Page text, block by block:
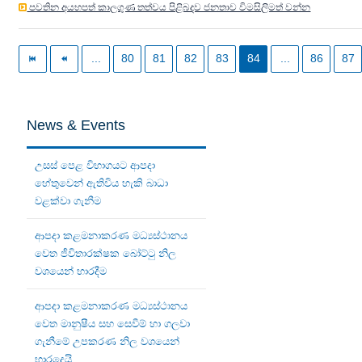
පවතින අයහපත් කාලගුණ තත්වය පිළිබදව ජනතාව විමසිලිමත් වන්න
... 80 81 82 83 84 ... 86 87
News & Events
උසස් පෙළ විභාගයට ආපදා
හේතුවෙන් ඇතිවිය හැකි බාධා
වළක්වා ගැනීම
ආපදා කළමනාකරණ මධ්‍යස්ථානය
වෙත ජීවිතාරක්ෂක බෝට්ටු නිල
වශයෙන් භාරදීම
ආපදා කළමනාකරණ මධ්‍යස්ථානය
වෙත මානුෂීය සහ සෙවීම් හා ගලවා
ගැනීමේ උපකරණ නිල වශයෙන්
භාරදෙයි